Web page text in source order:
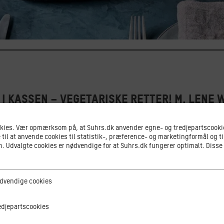
i kassen – vegetariske retter! m. Lene
mantra ”Husk høkassen” og dens anvendelse i
tiders sparsommelighed og mangel på brænde eller
reduceres. Men madlavning i høkasse har
og de beskrives i denne præsentation om madlavning i
Husmoderskole: ”Kogning i Høkasse har saa store
at benytte sig af den ved madlavningen, saa
Vær opmærksom på, at Suhrs.dk anvender egne- og
til at anvende cookies til statistik-, præference- og marketingformål og
Udvalgte cookies er nødvendige for at Suhrs.dk fungerer optimalt.
cookiescookies